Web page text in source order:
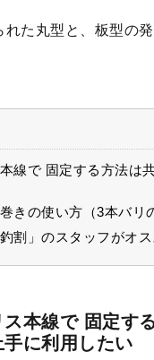
れた丸型と、板型の
線で 固定する方法は
きの使い方（3本バリ
割」のスタッフがオ
本線で 固定す
に利用したい